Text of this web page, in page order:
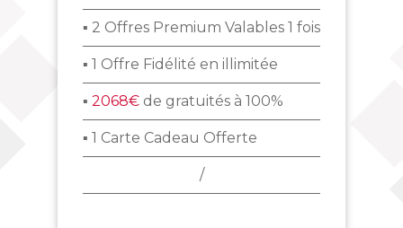
▪ 2 Offres Premium Valables 1 fois
▪ 1 Offre Fidélité en illimitée
▪ 2068€ de gratuités à 100%
▪ 1 Carte Cadeau Offerte
/